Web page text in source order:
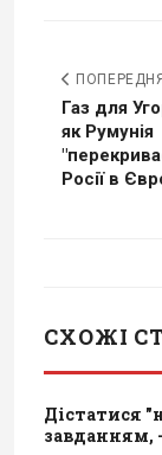
Газ для
як Румунія
Росії в
СХОЖІ
Дістатися
завданням,